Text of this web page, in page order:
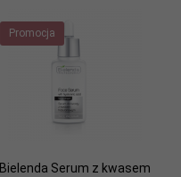
Promocja
Bielenda Serum z kwasem